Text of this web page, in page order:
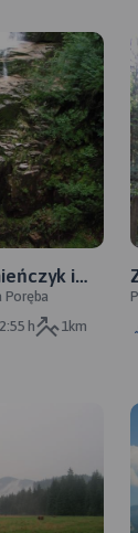
i
Poręba
2:55 h 1km